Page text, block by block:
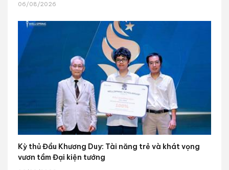
06/08/2026
Kỳ thủ Đầu Khương Duy: Tài năng trẻ và khát vọng
vươn tầm Đại kiện tướng